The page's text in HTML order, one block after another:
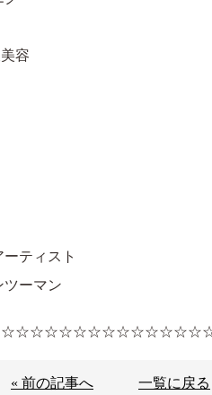
容
ティスト
ツーマン
« 前の記事へ 一覧に戻る